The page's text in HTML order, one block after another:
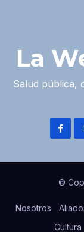
La
Salud pública,
©
Nosotros
Cultura